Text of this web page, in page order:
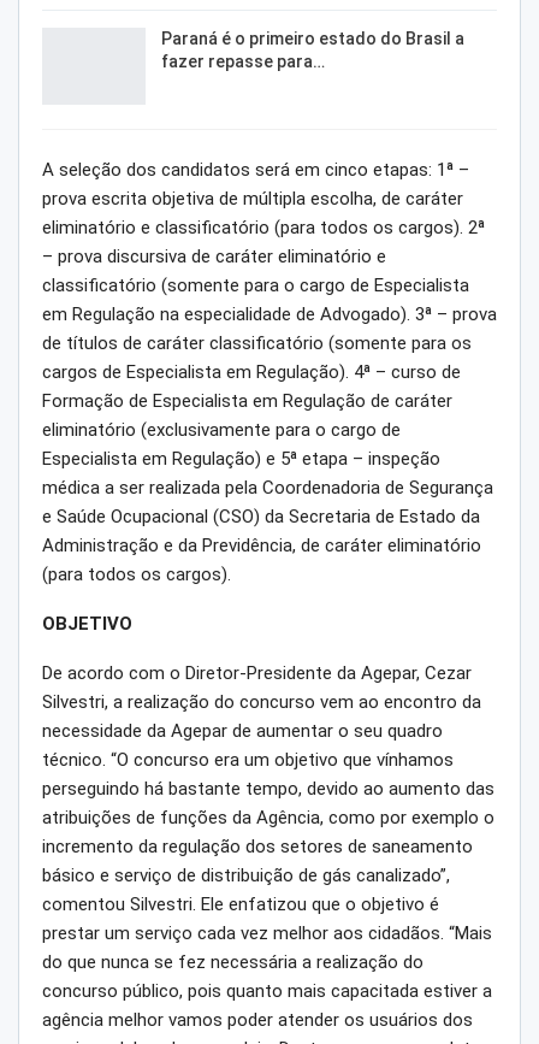
Paraná é o primeiro estado do Brasil a
fazer repasse para…
A seleção dos candidatos será em cinco etapas: 1ª –
prova escrita objetiva de múltipla escolha, de caráter
eliminatório e classificatório (para todos os cargos). 2ª
– prova discursiva de caráter eliminatório e
classificatório (somente para o cargo de Especialista
em Regulação na especialidade de Advogado). 3ª – prova
de títulos de caráter classificatório (somente para os
cargos de Especialista em Regulação). 4ª – curso de
Formação de Especialista em Regulação de caráter
eliminatório (exclusivamente para o cargo de
Especialista em Regulação) e 5ª etapa – inspeção
médica a ser realizada pela Coordenadoria de Segurança
e Saúde Ocupacional (CSO) da Secretaria de Estado da
Administração e da Previdência, de caráter eliminatório
(para todos os cargos).
OBJETIVO
De acordo com o Diretor-Presidente da Agepar, Cezar
Silvestri, a realização do concurso vem ao encontro da
necessidade da Agepar de aumentar o seu quadro
técnico. “O concurso era um objetivo que vínhamos
perseguindo há bastante tempo, devido ao aumento das
atribuições de funções da Agência, como por exemplo o
incremento da regulação dos setores de saneamento
básico e serviço de distribuição de gás canalizado”,
comentou Silvestri. Ele enfatizou que o objetivo é
prestar um serviço cada vez melhor aos cidadãos. “Mais
do que nunca se fez necessária a realização do
concurso público, pois quanto mais capacitada estiver a
agência melhor vamos poder atender os usuários dos